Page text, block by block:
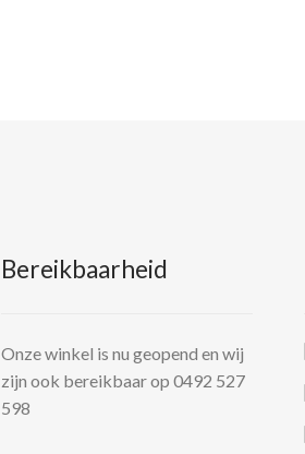
Bereikbaarheid
Onze winkel is nu geopend en wij
zijn ook bereikbaar op 0492 527
598